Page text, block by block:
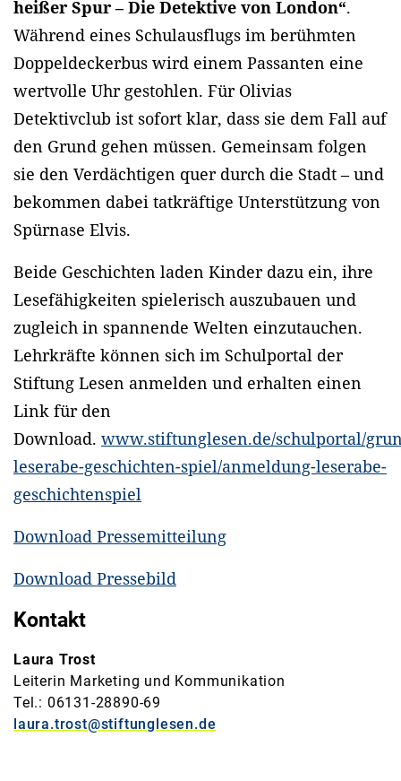
heißer Spur – Die Detektive von London“.
Während eines Schulausflugs im berühmten
Doppeldeckerbus wird einem Passanten eine
wertvolle Uhr gestohlen. Für Olivias
Detektivclub ist sofort klar, dass sie dem Fall auf
den Grund gehen müssen. Gemeinsam folgen
sie den Verdächtigen quer durch die Stadt – und
bekommen dabei tatkräftige Unterstützung von
Spürnase Elvis.
Beide Geschichten laden Kinder dazu ein, ihre
Lesefähigkeiten spielerisch auszubauen und
zugleich in spannende Welten einzutauchen.
Lehrkräfte können sich im Schulportal der
Stiftung Lesen anmelden und erhalten einen
Link für den
Download. www.stiftunglesen.de/schulportal/
leserabe-geschichten-spiel/anmeldung-leserabe-
geschichtenspiel
Download Pressemitteilung
Download Pressebild
Kontakt
Laura Trost
Leiterin Marketing und Kommunikation
Tel.: 06131-28890-69
laura.trost@stiftunglesen.de